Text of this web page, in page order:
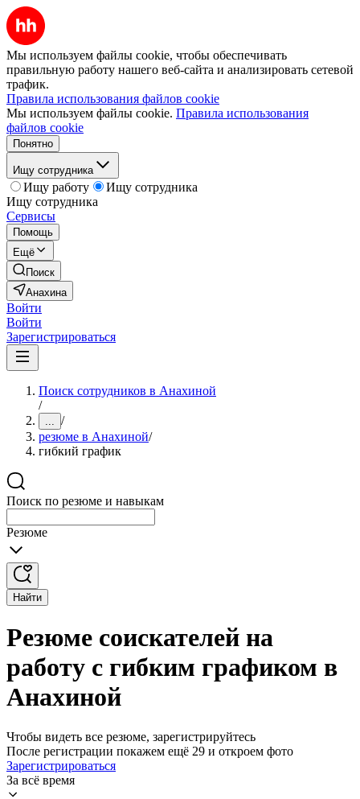
Мы используем файлы cookie, чтобы обеспечивать
правильную работу нашего веб-сайта и анализировать сетевой
трафик.
Правила использования файлов cookie
Мы используем файлы cookie. Правила использования
файлов cookie
Понятно
Ищу сотрудника
Ищу работу
Ищу сотрудника
Ищу сотрудника
Сервисы
Помощь
Ещё
Поиск
Анахина
Войти
Войти
Зарегистрироваться
Поиск сотрудников в Анахиной
/
... /
резюме в Анахиной/
гибкий график
Поиск по резюме и навыкам
Резюме
Найти
Резюме соискателей на
работу с гибким графиком в
Анахиной
Чтобы видеть все резюме, зарегистрируйтесь
После регистрации покажем ещё 29 и откроем фото
Зарегистрироваться
За всё время